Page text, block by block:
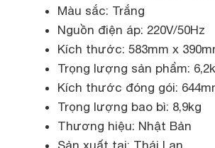
Màu sắc: Trắng
Nguồn điện áp: 220V/50Hz
Kích thước: 583mm x
Trọng lượng sản phẩm:
Kích thước đóng gói:
Trọng lượng bao bì: 8,9kg
Thương hiệu: Nhật Bản